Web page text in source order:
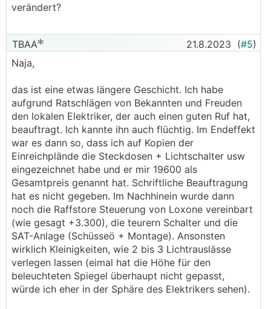
verändert?
TBAA 21.8.2023 (#5)
Naja,
das ist eine etwas längere Geschicht. Ich habe
aufgrund Ratschlägen von Bekannten und Freuden
den lokalen Elektriker, der auch einen guten Ruf hat,
beauftragt. Ich kannte ihn auch flüchtig. Im Endeffekt
war es dann so, dass ich auf Kopien der
Einreichplände die Steckdosen + Lichtschalter usw
eingezeichnet habe und er mir 19600 als
Gesamtpreis genannt hat. Schriftliche Beauftragung
hat es nicht gegeben. Im Nachhinein wurde dann
noch die Raffstore Steuerung von Loxone vereinbart
(wie gesagt +3.300), die teurern Schalter und die
SAT-Anlage (Schüsseö + Montage). Ansonsten
wirklich Kleinigkeiten, wie 2 bis 3 Lichtrauslässe
verlegen lassen (eimal hat die Höhe für den
beleuchteten Spiegel überhaupt nicht gepasst,
würde ich eher in der Sphäre des Elektrikers sehen).